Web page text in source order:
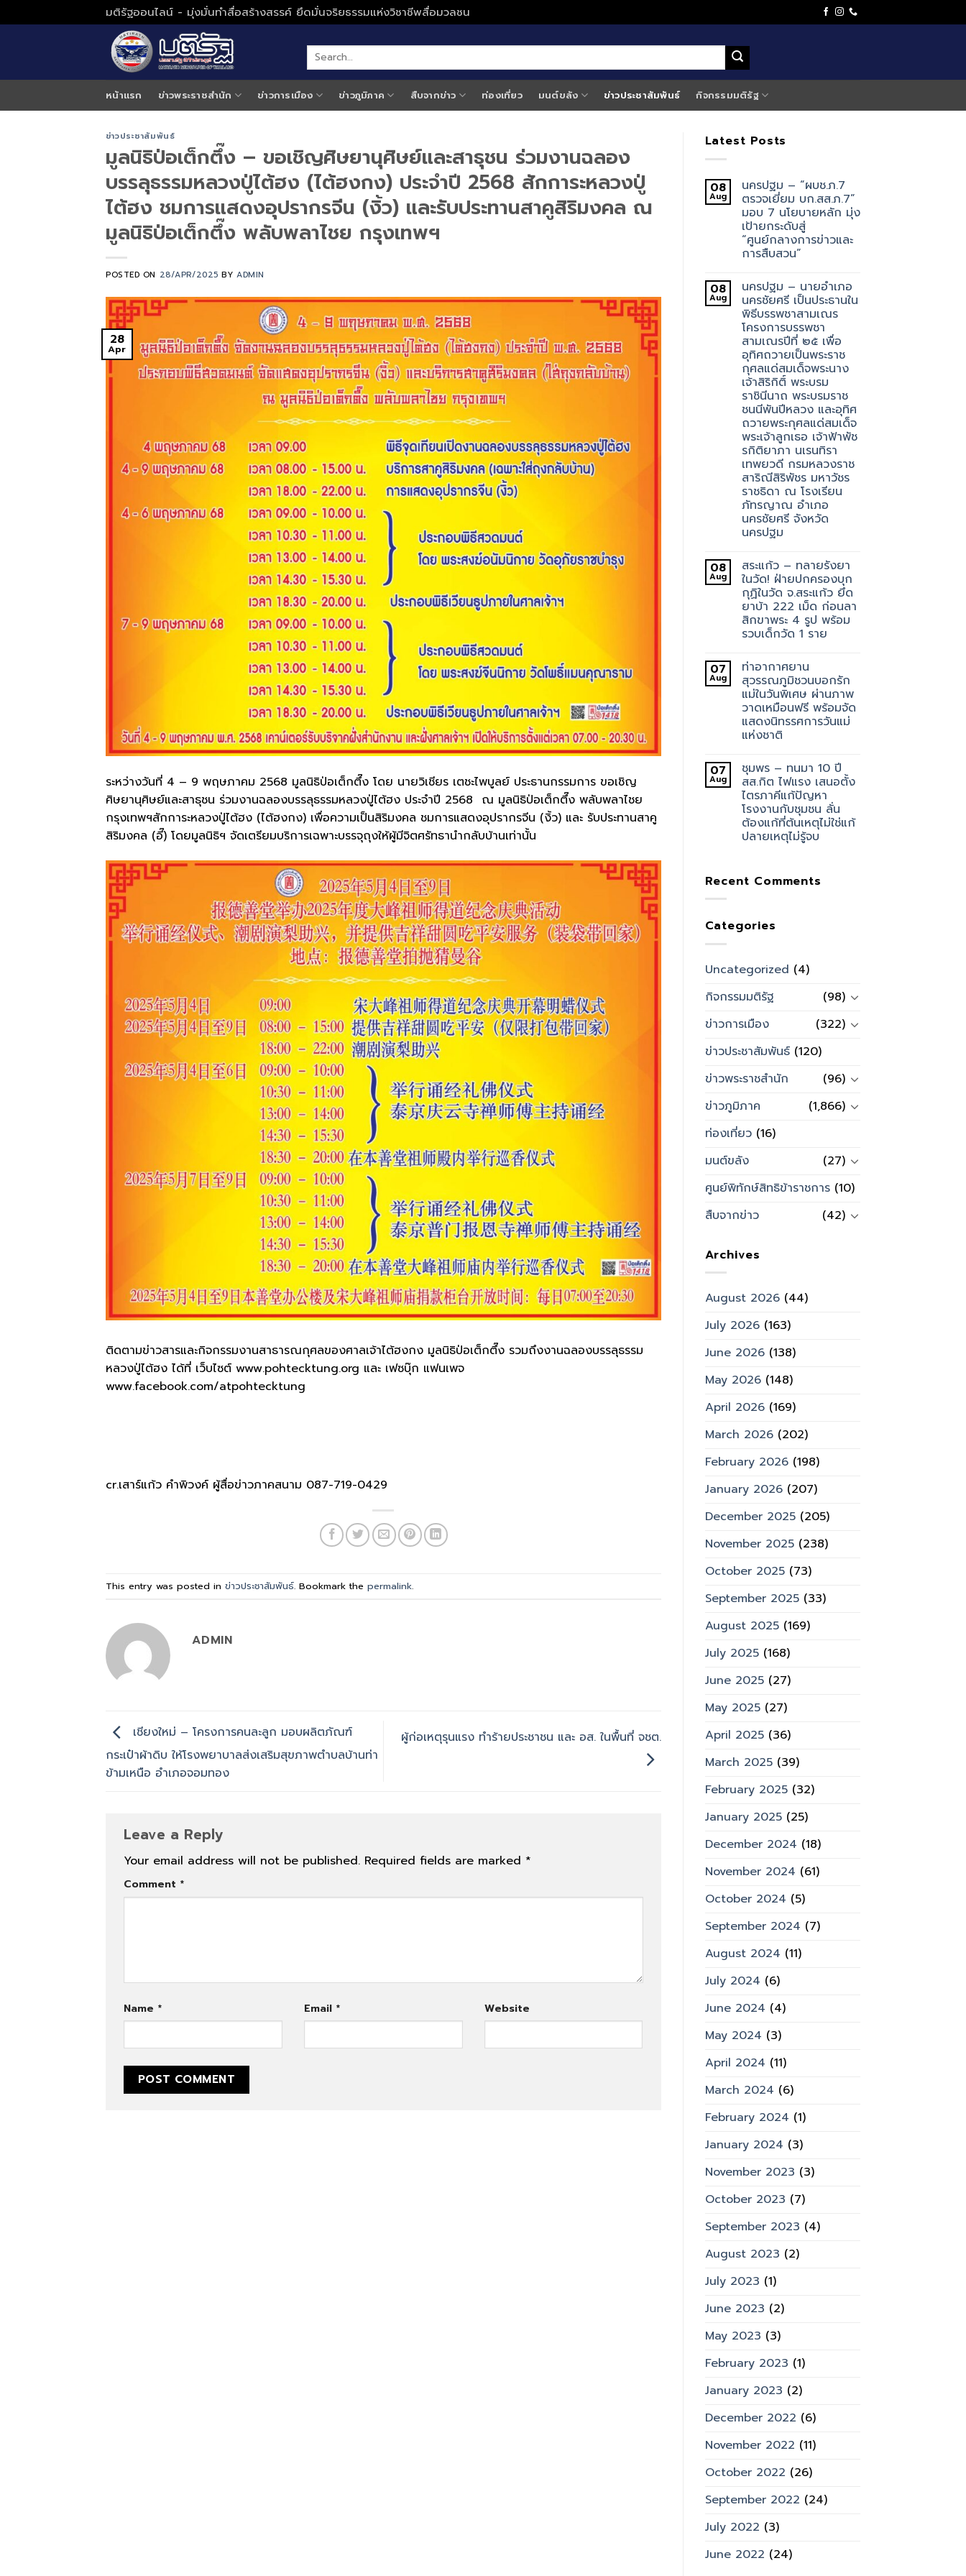
to
มติรัฐออนไลน์ - มุ่งมั่นทำสื่อสร้างสรรค์ ยึดมั่นจริยธรรมแห่งวิชาชีพสื่อมวลชน
หน้าแรก ข่าวพระราชสำนัก ข่าวการเมือง ข่าวภูมิภาค สืบจากข่าว ท่องเที่ยว มนต์ขลัง ข่าวประชาสัมพันธ์ กิจกรรมมติรัฐ
ข่าวประชาสัมพันธ์
มูลนิธิป่อเต็กตึ๊ง – ขอเชิญศิษยานุศิษย์และสาธุชน ร่วมงานฉลอง
บรรลุธรรมหลวงปู่ไต้ฮง (ไต้ฮงกง) ประจำปี 2568 สักการะหลวงปู่
ไต้ฮง ชมการแสดงอุปรากรจีน (งิ้ว) และรับประทานสาคูสิริมงคล ณ
มูลนิธิป่อเต็กตึ๊ง พลับพลาไชย กรุงเทพฯ
POSTED ON 28/APR/2025 BYADMIN
28
Apr
ระหว่างวันที่ 4 – 9 พฤษภาคม 2568 มูลนิธิป่อเต็กตึ๊ง โดย นายวิเชียร เตชะไพบูลย์ ประธานกรรมการ ขอเชิญ
ศิษยานุศิษย์และสาธุชน ร่วมงานฉลองบรรลุธรรมหลวงปู่ไต้ฮง ประจำปี 2568 ณ มูลนิธิป่อเต็กตึ๊ง พลับพลาไชย
กรุงเทพฯสักการะหลวงปู่ไต้ฮง (ไต้ฮงกง) เพื่อความเป็นสิริมงคล ชมการแสดงอุปรากรจีน (งิ้ว) และ รับประทานสาคู
สิริมงคล (อี๊) โดยมูลนิธิฯ จัดเตรียมบริการเฉพาะบรรจุถุงให้ผู้มีจิตศรัทธานำกลับบ้านเท่านั้น
ติดตามข่าวสารและกิจกรรมงานสาธารณกุศลของศาลเจ้าไต้ฮงกง มูลนิธิป่อเต็กตึ๊ง รวมถึงงานฉลองบรรลุธรรม
หลวงปู่ไต้ฮง ได้ที่ เว็บไซต์ www.pohtecktung.org และ เฟซบุ๊ก แฟนเพจ
www.facebook.com/atpohtecktung
cr.เสาร์แก้ว คำพิวงค์ ผู้สื่อข่าวภาคสนาม 087-719-0429
This entry was posted in ข่าวประชาสัมพันธ์. Bookmark the permalink.
ADMIN
เชียงใหม่ – โครงการคนละลูก มอบผลิตภัณฑ์
กระเป๋าผ้าดิบ ให้โรงพยาบาลส่งเสริมสุขภาพตำบลบ้านท่า
ข้ามเหนือ อำเภอจอมทอง
ผู้ก่อเหตุรุนแรง ทำร้ายประชาชน และ อส. ในพื้นที่ จชต.
Leave a Reply
Your email address will not be published. Required fields are marked *
Comment *
Name * Email * Website
Latest Posts
08
Aug
นครปฐม – “ผบช.ภ.7
ตรวจเยี่ยม บก.สส.ภ.7”
มอบ 7 นโยบายหลัก มุ่ง
เป้ายกระดับสู่
“ศูนย์กลางการข่าวและ
การสืบสวน”
08
Aug
นครปฐม – นายอำเภอ
นครชัยศรี เป็นประธานใน
พิธีบรรพชาสามเณร
โครงการบรรพชา
สามเณรปีที่ ๒๕ เพื่อ
อุทิศถวายเป็นพระราช
กุศลแด่สมเด็จพระนาง
เจ้าสิริกิติ์ พระบรม
ราชินีนาถ พระบรมราช
ชนนีพันปีหลวง และอุทิศ
ถวายพระกุศลแด่สมเด็จ
พระเจ้าลูกเธอ เจ้าฟ้าพัช
รกิติยาภา นเรนทิรา
เทพยวดี กรมหลวงราช
สาริณีสิริพัชร มหาวัชร
ราชธิดา ณ โรงเรียน
ภัทรญาณ อำเภอ
นครชัยศรี จังหวัด
นครปฐม
08
Aug
สระแก้ว – ทลายรังยา
ในวัด! ฝ่ายปกครองบุก
กุฏิในวัด จ.สระแก้ว ยึด
ยาบ้า 222 เม็ด ก่อนลา
สิกขาพระ 4 รูป พร้อม
รวบเด็กวัด 1 ราย
07
Aug
ท่าอากาศยาน
สุวรรณภูมิชวนบอกรัก
แม่ในวันพิเศษ ผ่านภาพ
วาดเหมือนฟรี พร้อมจัด
แสดงนิทรรศการวันแม่
แห่งชาติ
07
Aug
ชุมพร – ทนมา 10 ปี
สส.กิต ไฟแรง เสนอตั้ง
ไตรภาคีแก้ปัญหา
โรงงานกับชุมชน ลั่น
ต้องแก้ที่ต้นเหตุไม่ใช่แก้
ปลายเหตุไม่รู้จบ
Recent Comments
Categories
Uncategorized (4)
กิจกรรมมติรัฐ
(98)
ข่าวการเมือง
(322)
ข่าวประชาสัมพันธ์(120)
ข่าวพระราชสำนัก
(96)
ข่าวภูมิภาค
(1,866)
ท่องเที่ยว(16)
มนต์ขลัง
(27)
ศูนย์พิทักษ์สิทธิข้าราชการ(10)
สืบจากข่าว
(42)
Archives
August 2026(44)
July 2026(163)
June 2026(138)
May 2026(148)
April 2026(169)
March 2026(202)
February 2026(198)
January 2026(207)
December 2025(205)
November 2025(238)
October 2025(73)
September 2025(33)
August 2025(169)
July 2025(168)
June 2025(27)
May 2025(27)
April 2025(36)
March 2025(39)
February 2025(32)
January 2025(25)
December 2024 (18)
November 2024 (61)
October 2024 (5)
September 2024 (7)
August 2024 (11)
July 2024 (6)
June 2024 (4)
May 2024 (3)
April 2024 (11)
March 2024 (6)
February 2024 (1)
January 2024 (3)
November 2023 (3)
October 2023 (7)
September 2023 (4)
August 2023 (2)
July 2023 (1)
June 2023 (2)
May 2023 (3)
February 2023 (1)
January 2023 (2)
December 2022 (6)
November 2022 (11)
October 2022 (26)
September 2022 (24)
July 2022 (3)
June 2022 (24)